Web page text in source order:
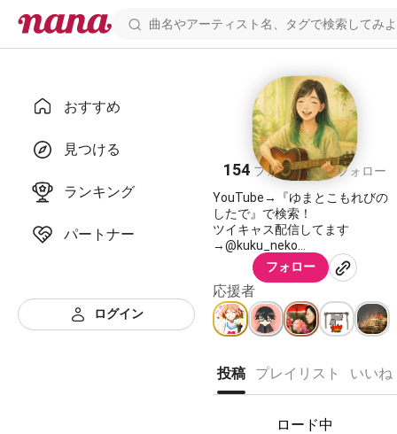
おすすめ
見つける
ランキング
パートナー
ログイン
ゆま
154 フォロワー41 フォロー
YouTube→『ゆまとこもれびの
したで』で検索！
ツイキャス配信してます
→@kuku_neko
オリジナル曲あり
2016.6〜
フォロー
応援者
投稿 プレイリスト いいね
ロード中